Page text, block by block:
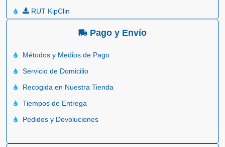
RUT KipClin
Pago y Envío
Métodos y Medios de Pago
Servicio de Domicilio
Recogida en Nuestra Tienda
Tiempos de Entrega
Pedidos y Devoluciones